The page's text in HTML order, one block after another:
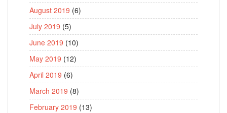
August 2019 (6)
July 2019 (5)
June 2019 (10)
May 2019 (12)
April 2019 (6)
March 2019 (8)
February 2019 (13)